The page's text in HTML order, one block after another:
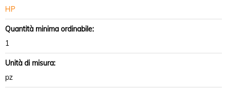
HP
Quantità minima ordinabile:
1
Unità di misura:
pz